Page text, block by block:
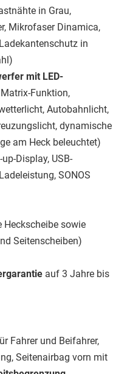
in Grau,
Mikrofaser Dinamica,
in
mit LED-
Funktion,
Autobahnlicht,
dynamische
am Heck beleuchtet)
up-Display, USB-
SONOS
Heckscheibe sowie
Seitenscheiben)
auf 3 Jahre bis
Fahrer und Beifahrer,
Seitenairbag vorn mit